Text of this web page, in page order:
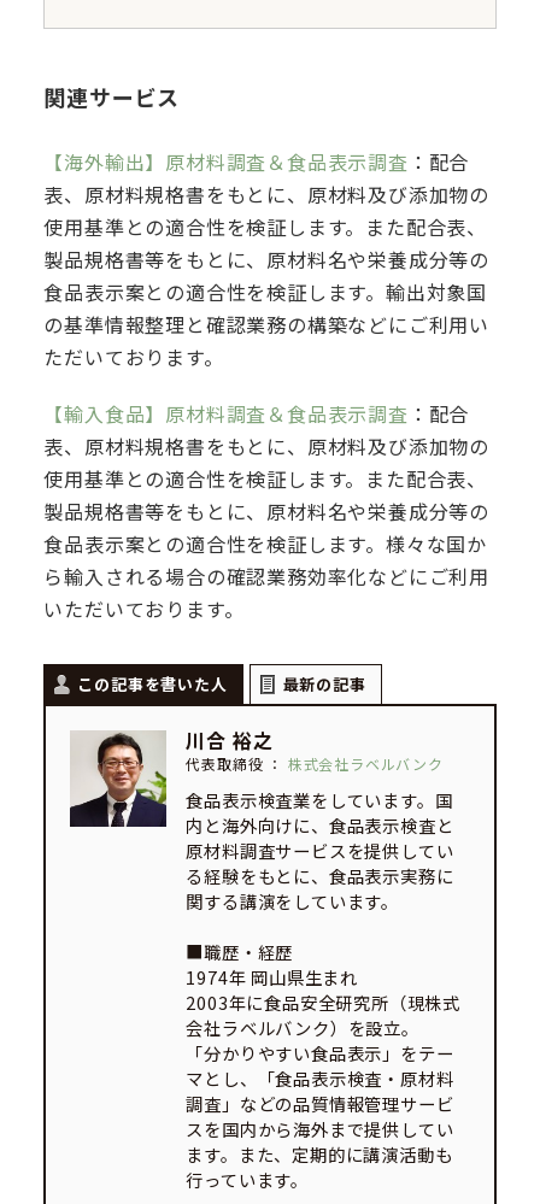
関連サービス
【海外輸出】原材料調査＆食品表示調査 ：配合
表、原材料規格書をもとに、原材料及び添加物の
使用基準との適合性を検証します。また配合表、
製品規格書等をもとに、原材料名や栄養成分等の
食品表示案との適合性を検証します。輸出対象国
の基準情報整理と確認業務の構築などにご利用い
ただいております。
【輸入食品】原材料調査＆食品表示調査 ：配合
表、原材料規格書をもとに、原材料及び添加物の
使用基準との適合性を検証します。また配合表、
製品規格書等をもとに、原材料名や栄養成分等の
食品表示案との適合性を検証します。様々な国か
ら輸入される場合の確認業務効率化などにご利用
いただいております。
この記事を書いた人 最新の記事
川合 裕之
代表取締役 ： 株式会社ラベルバンク
食品表示検査業をしています。国
内と海外向けに、食品表示検査と
原材料調査サービスを提供してい
る経験をもとに、食品表示実務に
関する講演をしています。
■職歴・経歴
1974年 岡山県生まれ
2003年に食品安全研究所（現株式
会社ラベルバンク）を設立。
「分かりやすい食品表示」をテー
マとし、「食品表示検査・原材料
調査」などの品質情報管理サービ
スを国内から海外まで提供してい
ます。また、定期的に講演活動も
行っています。